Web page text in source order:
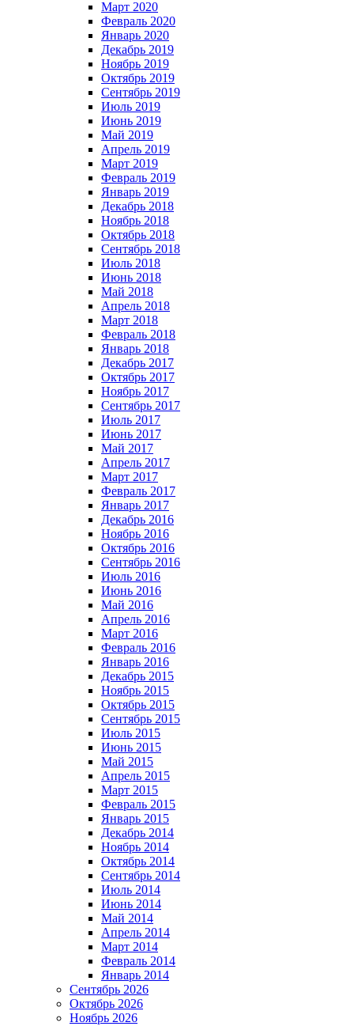
Март 2020
Февраль 2020
Январь 2020
Декабрь 2019
Ноябрь 2019
Октябрь 2019
Сентябрь 2019
Июль 2019
Июнь 2019
Май 2019
Апрель 2019
Март 2019
Февраль 2019
Январь 2019
Декабрь 2018
Ноябрь 2018
Октябрь 2018
Сентябрь 2018
Июль 2018
Июнь 2018
Май 2018
Апрель 2018
Март 2018
Февраль 2018
Январь 2018
Декабрь 2017
Октябрь 2017
Ноябрь 2017
Сентябрь 2017
Июль 2017
Июнь 2017
Май 2017
Апрель 2017
Март 2017
Февраль 2017
Январь 2017
Декабрь 2016
Ноябрь 2016
Октябрь 2016
Сентябрь 2016
Июль 2016
Июнь 2016
Май 2016
Апрель 2016
Март 2016
Февраль 2016
Январь 2016
Декабрь 2015
Ноябрь 2015
Октябрь 2015
Сентябрь 2015
Июль 2015
Июнь 2015
Май 2015
Апрель 2015
Март 2015
Февраль 2015
Январь 2015
Декабрь 2014
Ноябрь 2014
Октябрь 2014
Сентябрь 2014
Июль 2014
Июнь 2014
Май 2014
Апрель 2014
Март 2014
Февраль 2014
Январь 2014
Сентябрь 2026
Октябрь 2026
Ноябрь 2026